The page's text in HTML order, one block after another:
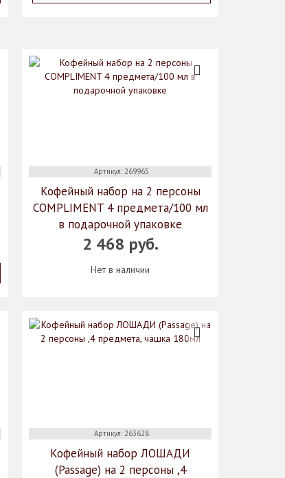
Артикул: 269965
Кофейный набор на 2 персоны
COMPLIMENT 4 предмета/100 мл
в подарочной упаковке
2 468 руб.
Нет в наличии
Артикул: 263628
Кофейный набор ЛОШАДИ
(Passage) на 2 персоны ,4